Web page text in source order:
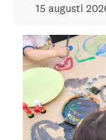
15 augusti